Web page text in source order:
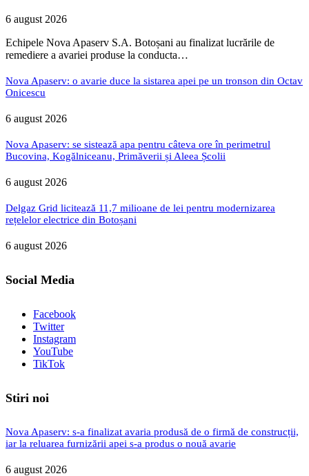
6 august 2026
Echipele Nova Apaserv S.A. Botoșani au finalizat lucrările de
remediere a avariei produse la conducta…
Nova Apaserv: o avarie duce la sistarea apei pe un tronson din Octav
Onicescu
6 august 2026
Nova Apaserv: se sistează apa pentru câteva ore în perimetrul
Bucovina, Kogălniceanu, Primăverii și Aleea Școlii
6 august 2026
Delgaz Grid licitează 11,7 milioane de lei pentru modernizarea
rețelelor electrice din Botoșani
6 august 2026
Social Media
Facebook
Twitter
Instagram
YouTube
TikTok
Stiri noi
Nova Apaserv: s-a finalizat avaria produsă de o firmă de construcții,
iar la reluarea furnizării apei s-a produs o nouă avarie
6 august 2026